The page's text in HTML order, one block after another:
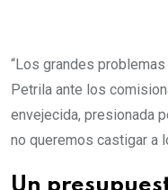
“Los grandes
Petrila ante los
envejecida, presionada
no queremos castigar a